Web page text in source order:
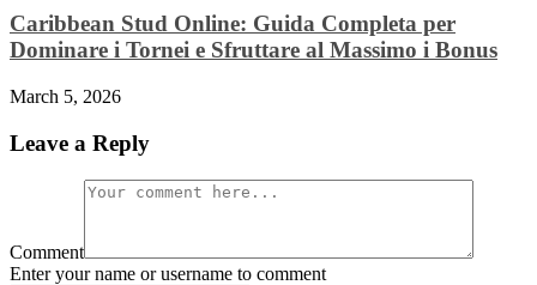
Caribbean Stud Online: Guida Completa per
Dominare i Tornei e Sfruttare al Massimo i Bonus
March 5, 2026
Leave a Reply
Comment
Enter your name or username to comment